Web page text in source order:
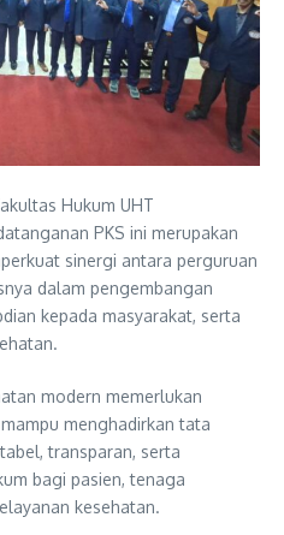
Hukum UHT
PKS ini merupakan
sinergi antara perguruan
dalam pengembangan
kepada masyarakat, serta
modern memerlukan
menghadirkan tata
transparan, serta
bagi pasien, tenaga
kesehatan.